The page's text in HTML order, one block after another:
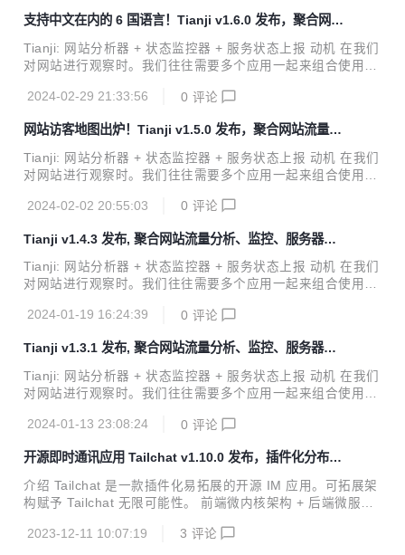
态来检查服务器的质量。另外如果开发的是一个允许被开源部
署的应用，我们往往还需要一个遥测系统来帮助我们对其他人
的部署情况做一个最简单的信息收集。 我认为这些工具应当是
这些常见的需求整合为一体呢？毕竟在大部分时候我们并不需
支持中文在内的 6 国语言！Tianji v1.6.0 发布，聚合网站
流量分析、监控、服务器状态
Tianji: 网站分析器 + 状态监控器 + 服务状态上报 动机 在我们
对网站进行观察时。我们往往需要多个应用一起来组合使用。
面的访问量，我们需要 uptime 监控器来检查服务器的网络质
态来检查服务器的质量。另外如果开发的是一个允许被开源部
署的应用，我们往往还需要一个遥测系统来帮助我们对其他人
的部署情况做一个最简单的信息收集。 我认为这些工具应当是
这些常见的需求整合为一体呢？毕竟在大部分时候我们并不需
2024-02-29 21:33:56 0 评论
网站访客地图出炉！Tianji v1.5.0 发布，聚合网站流量分
析、监控、服务器状态
Tianji: 网站分析器 + 状态监控器 + 服务状态上报 动机 在我们
对网站进行观察时。我们往往需要多个应用一起来组合使用。
面的访问量，我们需要 uptime 监控器来检查服务器的网络质
态来检查服务器的质量。另外如果开发的是一个允许被开源部
署的应用，我们往往还需要一个遥测系统来帮助我们对其他人
的部署情况做一个最简单的信息收集。 我认为这些工具应当是
这些常见的需求整合为一体呢？毕竟在大部分时候我们并不需
2024-02-02 20:55:03 0 评论
Tianji v1.4.3 发布, 聚合网站流量分析、监控、服务器状
态
Tianji: 网站分析器 + 状态监控器 + 服务状态上报 动机 在我们
对网站进行观察时。我们往往需要多个应用一起来组合使用。
面的访问量，我们需要 uptime 监控器来检查服务器的网络质
态来检查服务器的质量。另外如果开发的是一个允许被开源部
署的应用，我们往往还需要一个遥测系统来帮助我们对其他人
的部署情况做一个最简单的信息收集。 我认为这些工具应当是
这些常见的需求整合为一体呢？毕竟在大部分时候我们并不需
2024-01-19 16:24:39 0 评论
Tianji v1.3.1 发布, 聚合网站流量分析、监控、服务器状
态
Tianji: 网站分析器 + 状态监控器 + 服务状态上报 动机 在我们
对网站进行观察时。我们往往需要多个应用一起来组合使用。
的访问量，我们需要uptime监控器来检查服务器的网络质量与
检查服务器的质量。另外如果开发的是一个允许被开源部署的
应用，我们往往还需要一个遥测系统来帮助我们对其他人的部
署情况做一个最简单的信息收集。 我认为这些工具应当是为同
常见的需求整合为一体呢？毕竟在大部分时候我们并不需要非
2024-01-13 23:08:24 0 评论
开源即时通讯应用 Tailchat v1.10.0 发布，插件化分布式
noIM 应用
介绍 Tailchat 是一款插件化易拓展的开源 IM 应用。可拓展架
构赋予 Tailchat 无限可能性。 前端微内核架构 + 后端微服务
企业与私域用户打造，高度自由的群组管理与定制化的面板展
2023-12-11 10:07:19 3 评论